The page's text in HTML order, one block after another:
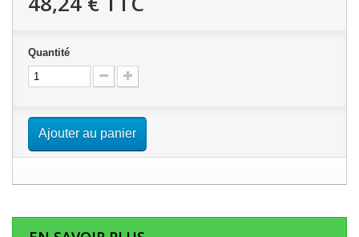
Quantité
Ajouter au panier